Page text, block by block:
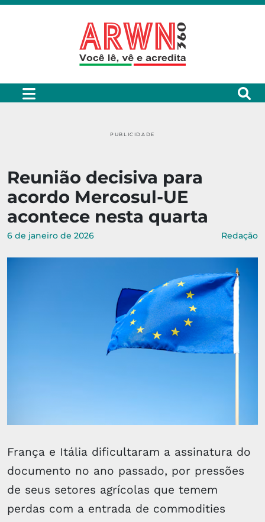
PUBLICIDADE
Reunião decisiva para
acordo Mercosul-UE
acontece nesta quarta
6 de janeiro de 2026 Redação
França e Itália dificultaram a assinatura do
documento no ano passado, por pressões
de seus setores agrícolas que temem
perdas com a entrada de commodities